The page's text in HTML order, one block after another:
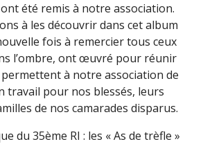
été remis à notre association.
à les découvrir dans cet album
fois à remercier tous ceux
l’ombre, ont œuvré pour réunir
permettent à notre association de
travail pour nos blessés, leurs
de nos camarades disparus.
du 35ème RI : les « As de trèfle »